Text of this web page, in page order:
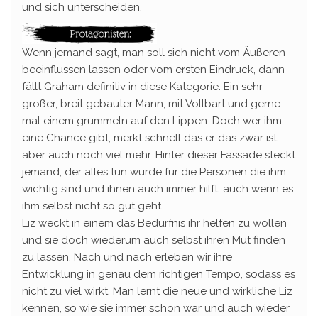
und sich unterscheiden.
Wenn jemand sagt, man soll sich nicht vom Äußeren
beeinflussen lassen oder vom ersten Eindruck, dann
fällt Graham definitiv in diese Kategorie. Ein sehr
großer, breit gebauter Mann, mit Vollbart und gerne
mal einem grummeln auf den Lippen. Doch wer ihm
eine Chance gibt, merkt schnell das er das zwar ist,
aber auch noch viel mehr. Hinter dieser Fassade steckt
jemand, der alles tun würde für die Personen die ihm
wichtig sind und ihnen auch immer hilft, auch wenn es
ihm selbst nicht so gut geht.
Liz weckt in einem das Bedürfnis ihr helfen zu wollen
und sie doch wiederum auch selbst ihren Mut finden
zu lassen. Nach und nach erleben wir ihre
Entwicklung in genau dem richtigen Tempo, sodass es
nicht zu viel wirkt. Man lernt die neue und wirkliche Liz
kennen, so wie sie immer schon war und auch wieder